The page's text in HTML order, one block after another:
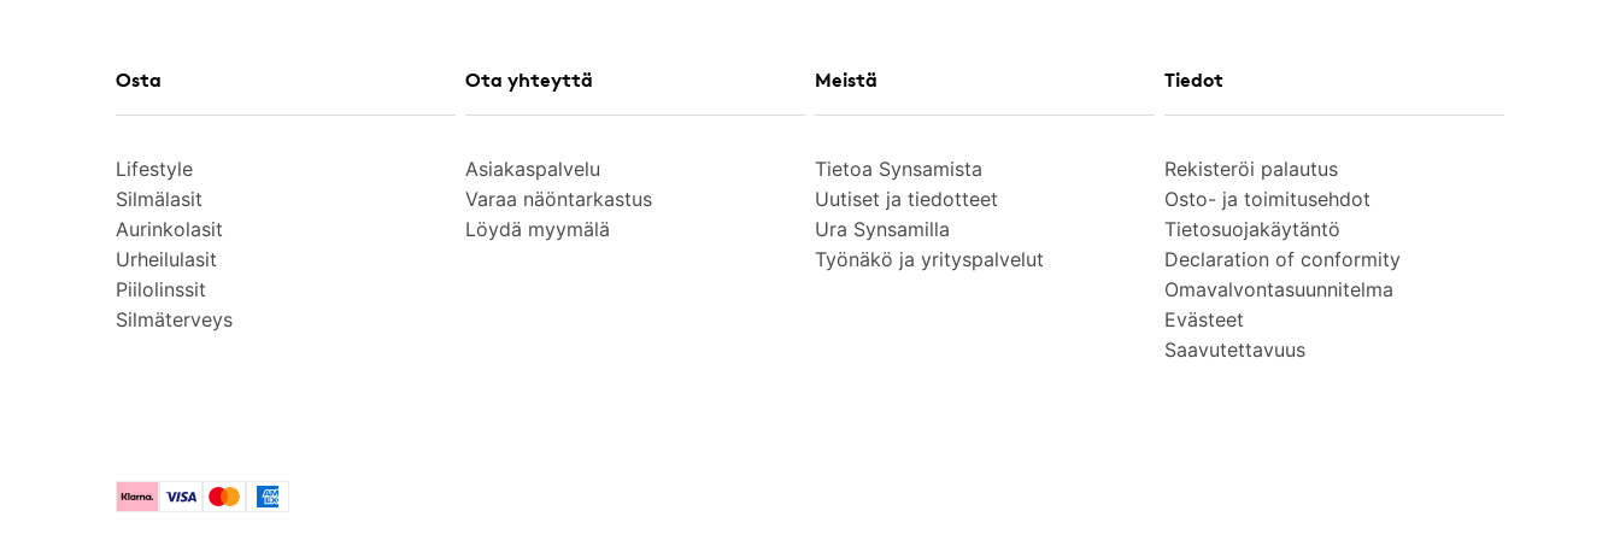
Osta
Lifestyle
Silmälasit
Aurinkolasit
Urheilulasit
Piilolinssit
Silmäterveys
Ota yhteyttä
Asiakaspalvelu
Varaa näöntarkastus
Löydä myymälä
Meistä
Tietoa Synsamista
Uutiset ja tiedotteet
Ura Synsamilla
Työnäkö ja yrityspalvelut
Tiedot
Rekisteröi palautus
Osto- ja toimitusehdot
Tietosuojakäytäntö
Declaration of conformity
Omavalvontasuunnitelma
Evästeet
Saavutettavuus
KlarnaVisa MastercardAmerican Express